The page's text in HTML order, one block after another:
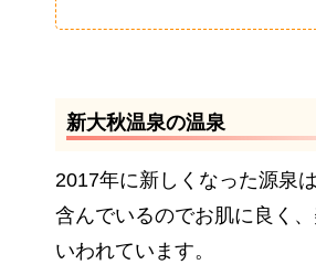
新大秋温泉の温泉
2017年に新しくなった源泉
含んでいるのでお肌に良く
いわれています。